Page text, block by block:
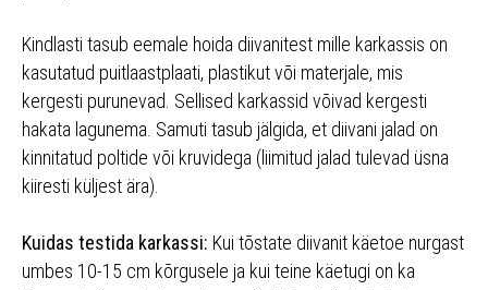
Kindlasti tasub eemale hoida diivanitest mille karkassis on
kasutatud puitlaastplaati, plastikut või materjale, mis
kergesti purunevad. Sellised karkassid võivad kergesti
hakata lagunema. Samuti tasub jälgida, et diivani jalad on
kinnitatud poltide või kruvidega (liimitud jalad tulevad üsna
kiiresti küljest ära).
Kuidas testida karkassi: Kui tõstate diivanit käetoe nurgast
umbes 10-15 cm kõrgusele ja kui teine käetugi on ka